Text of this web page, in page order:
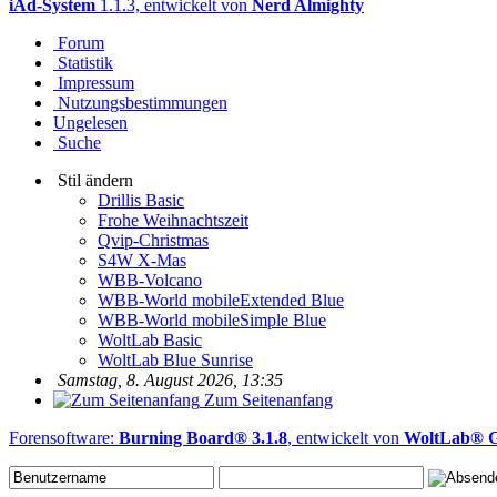
iAd-System 1.1.3, entwickelt von Nerd Almighty
Forum
Statistik
Impressum
Nutzungsbestimmungen
Ungelesen
Suche
Stil ändern
Drillis Basic
Frohe Weihnachtszeit
Qvip-Christmas
S4W X-Mas
WBB-Volcano
WBB-World mobileExtended Blue
WBB-World mobileSimple Blue
WoltLab Basic
WoltLab Blue Sunrise
Samstag, 8. August 2026, 13:35
Zum Seitenanfang
Forensoftware: Burning Board® 3.1.8, entwickelt von WoltLab®